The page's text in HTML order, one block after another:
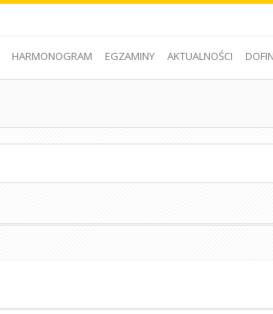
HARMONOGRAM EGZAMINY AKTUALNOŚCI